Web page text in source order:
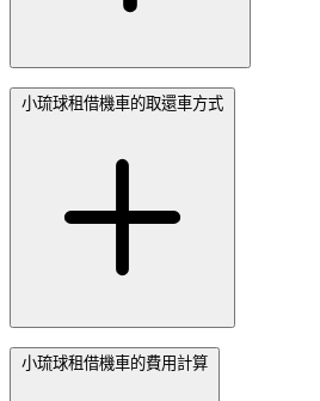
小琉球租借機車的取還車方式
小琉球租借機車的費用計算